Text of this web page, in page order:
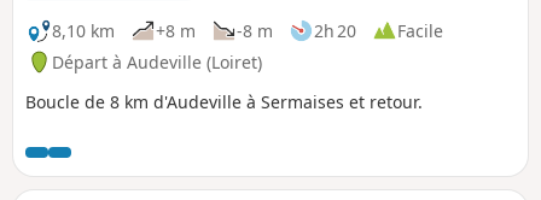
8,10 km
+8 m -8 m 2h 20
Facile
Départ à Audeville (Loiret)
Boucle de 8 km d'Audeville à Sermaises et retour.